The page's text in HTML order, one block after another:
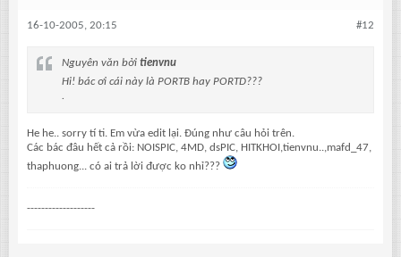
#12
16-10-2005, 20:15
Nguyên văn bởi tienvnu
Hi! bác ơi cái này là PORTB hay PORTD???
.
He he.. sorry tí ti. Em vừa edit lại. Đúng như câu hỏi trên.
Các bác đâu hết cả rồi: NOISPIC, 4MD, dsPIC, HITKHOI,tienvnu..,mafd_47,
thaphuong... có ai trả lời được ko nhỉ???
-------------------